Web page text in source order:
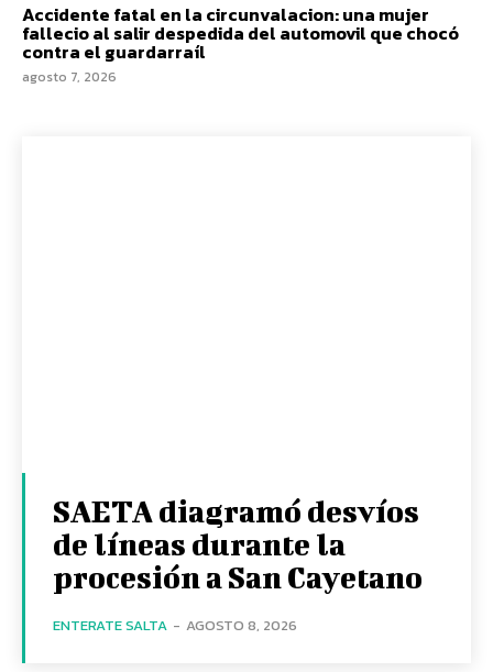
Accidente fatal en la circunvalacion: una mujer
fallecio al salir despedida del automovil que chocó
contra el guardarraíl
agosto 7, 2026
SAETA diagramó desvíos
de líneas durante la
procesión a San Cayetano
ENTERATE SALTA - AGOSTO 8, 2026